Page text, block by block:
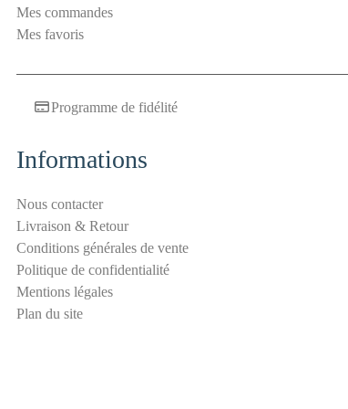
a
n
p
m
S
é
c
u
r
Mes commandes
Mes favoris
Programme de fidélité
Informations
Nous contacter
Livraison & Retour
Conditions générales de vente
Politique de confidentialité
Mentions légales
Plan du site